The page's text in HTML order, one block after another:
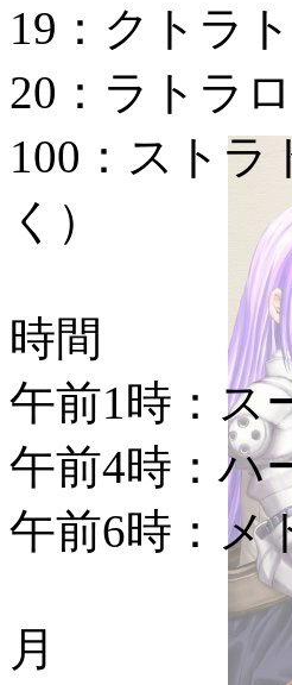
19：クトラト
20：ラトラロ
100：ストラ
く）
時間
午前1時：ス
午前4時：ハ
午前6時：メ
月